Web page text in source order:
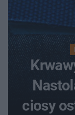
ciosy